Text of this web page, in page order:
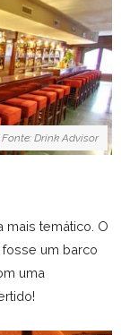
Fonte: Drink Advisor
mais temático. O
um barco
uma